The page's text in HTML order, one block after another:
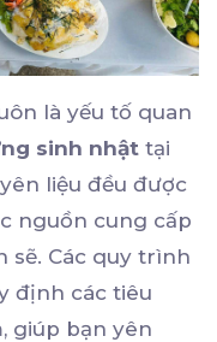
là yếu tố quan
sinh nhật tại
liệu đều được
nguồn cung cấp
sẽ. Các quy trình
định các tiêu
giúp bạn yên